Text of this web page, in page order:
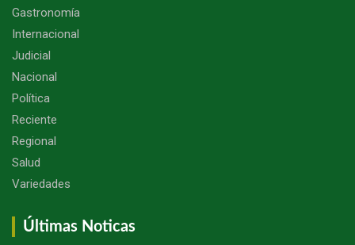
Gastronomía
Internacional
Judicial
Nacional
Política
Reciente
Regional
Salud
Variedades
Últimas Noticas